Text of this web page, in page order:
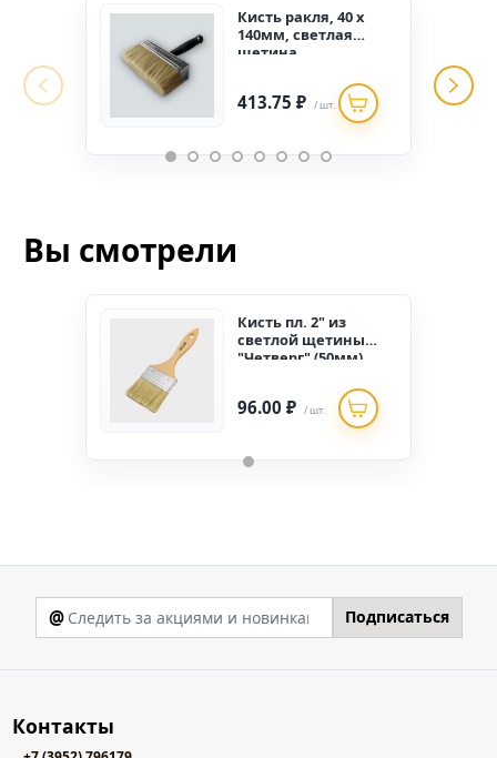
Кисть ракля, 40 х
140мм, светлая
щетина,
413.75 ₽ / шт.
Вы смотрели
Кисть пл. 2" из
светлой щетины
"Четверг" (50мм)
96.00 ₽ / шт.
@ Подписаться
Контакты